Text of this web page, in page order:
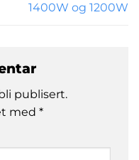
1400W og 1200W
publisert.
med *